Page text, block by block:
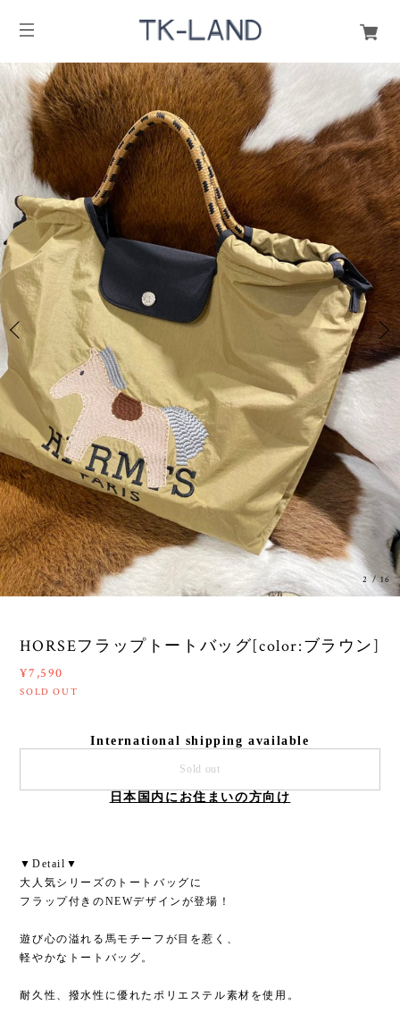
3/16
HORSEフラップトートバッグ[color:ブラウン]
¥7,590
SOLD OUT
International shipping available
Sold out
日本国内にお住まいの方向け
▼Detail▼
大人気シリーズのトートバッグに
フラップ付きのNEWデザインが登場！
遊び心の溢れる馬モチーフが目を惹く、
軽やかなトートバッグ。
耐久性、撥水性に優れたポリエステル素材を使用。